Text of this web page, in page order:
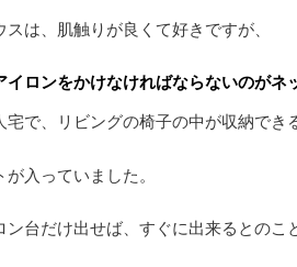
は、肌触りが良くて好きですが、
イロンをかけなければならないのがネ
で、リビングの椅子の中が収納でき
入っていました。
台だけ出せば、すぐに出来るとのこと